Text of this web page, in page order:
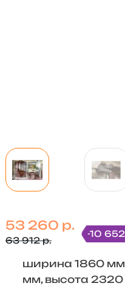
53 260 р.
63 912 р.
-10
ширина 1860
мм, высота